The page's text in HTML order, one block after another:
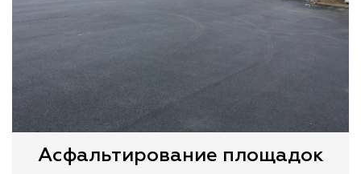
Асфальтирование площадок